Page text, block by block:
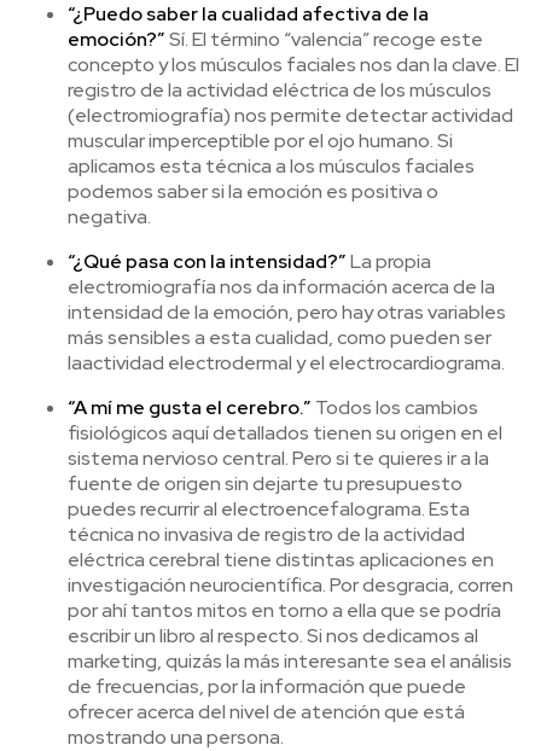
“¿Puedo saber la cualidad afectiva de la
emoción?”Sí. El término “valencia” recoge este
concepto y los músculos faciales nos dan la clave. El
registro de la actividad eléctrica de los músculos
(electromiografía) nos permite detectar actividad
muscular imperceptible por el ojo humano. Si
aplicamos esta técnica a los músculos faciales
podemos saber si la emoción es positiva o
negativa.
“¿Qué pasa con la intensidad?”La propia
electromiografía nos da información acerca de la
intensidad de la emoción, pero hay otras variables
más sensibles a esta cualidad, como pueden ser
laactividad electrodermal y el electrocardiograma.
“A mí me gusta el cerebro.” Todos los cambios
fisiológicos aquí detallados tienen su origen en el
sistema nervioso central. Pero si te quieres ir a la
fuente de origen sin dejarte tu presupuesto
puedes recurrir al electroencefalograma. Esta
técnica no invasiva de registro de la actividad
eléctrica cerebral tiene distintas aplicaciones en
investigación neurocientífica. Por desgracia, corren
por ahí tantos mitos en torno a ella que se podría
escribir un libro al respecto. Si nos dedicamos al
marketing, quizás la más interesante sea el análisis
de frecuencias, por la información que puede
ofrecer acerca del nivel de atención que está
mostrando una persona.